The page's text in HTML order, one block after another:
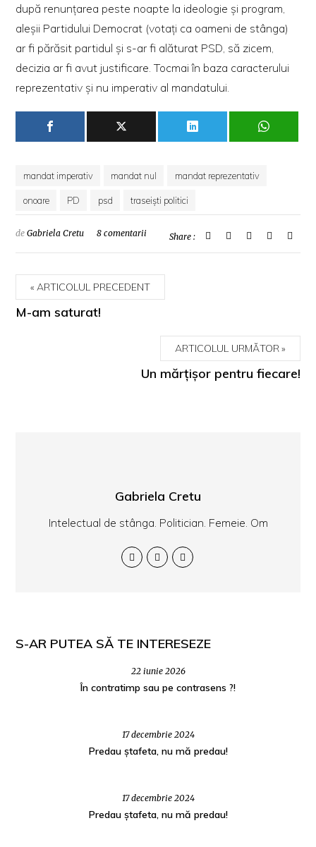
după renunţarea peste noapte la ideologie şi program,
aleşii Partidului Democrat (votaţi ca oameni de stânga)
ar fi părăsit partidul şi s-ar fi alăturat PSD, să zicem,
decizia ar fi avut justificare. Tocmai în baza caracterului
reprezentativ şi nu imperativ al mandatului.
mandat imperativ mandat nul mandat reprezentativ
onoare PD psd traseişti politici
deGabriela Cretu 8 comentarii Share :
ARTICOLUL PRECEDENT
M-am saturat!
ARTICOLUL URMĂTOR
Un mărţişor pentru fiecare!
Gabriela Cretu
Intelectual de stânga. Politician. Femeie. Om
S-AR PUTEA SĂ TE INTERESEZE
22 iunie 2026
În contratimp sau pe contrasens ?!
17 decembrie 2024
Predau ștafeta, nu mă predau!
17 decembrie 2024
Predau ștafeta, nu mă predau!